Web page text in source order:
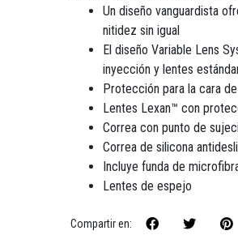
Un diseño vanguardista
nitidez sin igual
El diseño Variable Lens
inyección y lentes
Protección para la cara
Lentes Lexan™ con
Correa con punto de
Correa de silicona
Incluye funda de
Lentes de espejo
Compartir en: